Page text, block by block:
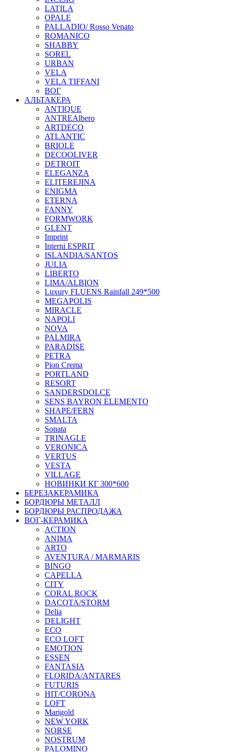
LATILA
OPALE
PALLADIO/ Rosso Venato
ROMANICO
SHABBY
SOREL
URBAN
VELA
VELA TIFFANI
ВОГ
АЛЬТАКЕРА
ANTIQUE
ANTREAlbero
ARTDECO
ATLANTIC
BRIOLE
DECOOLIVER
DETROIT
ELEGANZA
ELITEREJINA
ENIGMA
ETERNA
FANNY
FORMWORK
GLENT
Imprint
Interni ESPRIT
ISLANDIA/SANTOS
JULIA
LIBERTO
LIMA/ALBION
Luxury FLUENS Rainfall 249*500
MEGAPOLIS
MIRACLE
NAPOLI
NOVA
PALMIRA
PARADISE
PETRA
Pion Crema
PORTLAND
RESORT
SANDERSDOLCE
SENS BAYRON ELEMENTO
SHAPE/FERN
SMALTA
Sonata
TRINAGLE
VERONICA
VERTUS
VESTA
VILLAGE
НОВИНКИ КГ 300*600
БЕРЕЗАКЕРАМИКА
БОРДЮРЫ МЕТАЛЛ
БОРДЮРЫ РАСПРОДАЖА
ВОГ-КЕРАМИКА
ACTION
ANIMA
ARTO
AVENTURA / MARMARIS
BINGO
CAPELLA
CITY
CORAL ROCK
DACOTA/STORM
Delia
DELIGHT
ECO
ECO LOFT
EMOTION
ESSEN
FANTASIA
FLORIDA/ANTARES
FUTURIS
HIT/CORONA
LOFT
Marigold
NEW YORK
NORSE
NOSTRUM
PALOMINO